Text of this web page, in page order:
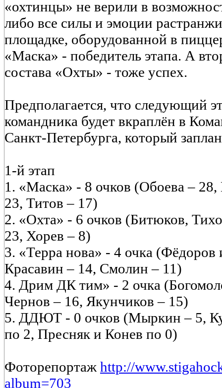
«охтинцы» не верили в
либо все силы и эмоции
площадке, оборудованной в
«Маска» - победитель этапа. А
состава «Охты» - тоже успех.
Предполагается, что следующий
командника будет вкраплён в
Санкт-Петербурга, который
1-й этап
1. «Маска» - 8 очков (Обоева –
23, Титов – 17)
2. «Охта» - 6 очков (Битюков,
23, Хорев – 8)
3. «Терра нова» - 4 очка
Красавин – 14, Смолин – 11)
4. Дрим ДК тим» - 2 очка
Чернов – 16, Якунчиков – 15)
5. ДДЮТ - 0 очков (Мыркин – 5,
по 2, Пресняк и Конев по 0)
Фоторепортажhttp://
album=703